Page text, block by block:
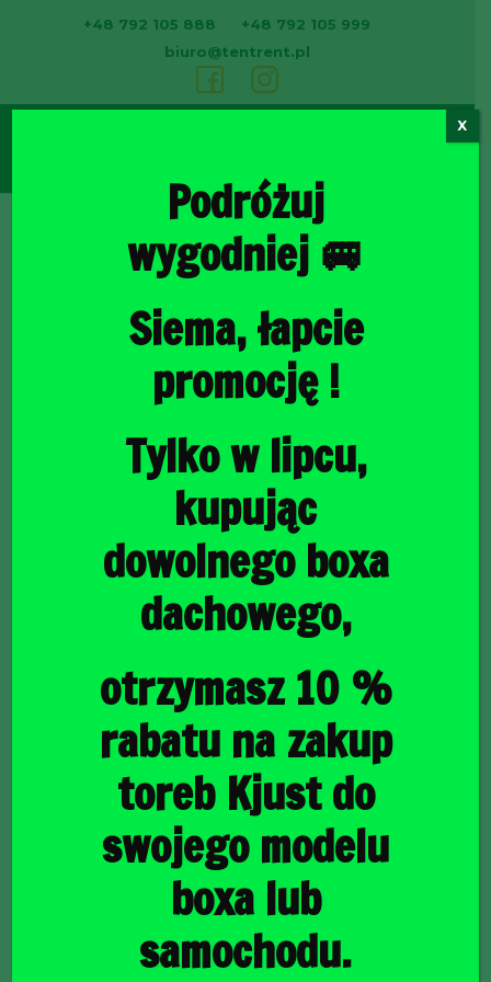
+48 792 105 888
+48 792 105 999
biuro@tentrent.pl
Torby do bagażnika
/ SKODA KODIAQ 2016-2023
TORBY DO BAGAŻNIKA 5 SZT
SKODA KODIAQ 2016-
2023 TORBY DO
BAGAŻNIKA 5 SZT
1540,00zł
Podróżuj
wygodniej 🚐
Siema, łapcie
promocję !
Tylko w lipcu,
kupując
dowolnego boxa
dachowego,
otrzymasz 10 %
rabatu na zakup
toreb Kjust do
swojego modelu
boxa lub
samochodu.
X